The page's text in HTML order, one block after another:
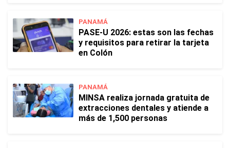
PANAMÁ
PASE-U 2026: estas son las fechas
y requisitos para retirar la tarjeta
en Colón
PANAMÁ
MINSA realiza jornada gratuita de
extracciones dentales y atiende a
más de 1,500 personas